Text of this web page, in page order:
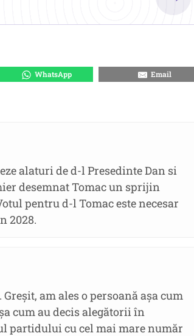
WhatsApp Email
alaturi de d-l Presedinte Dan si
desemnat Tomac un sprijin
pentru d-l Tomac este necesar
2028.
am ales o persoană așa cum
cum au decis alegătorii în
partidului cu cel mai mare număr